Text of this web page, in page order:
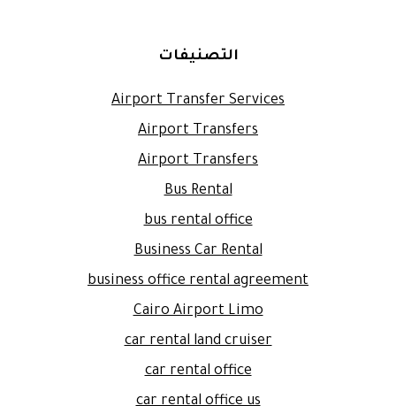
التصنيفات
Airport Transfer Services
Airport Transfers
Airport Transfers
Bus Rental
bus rental office
Business Car Rental
business office rental agreement
Cairo Airport Limo
car rental land cruiser
car rental office
car rental office us